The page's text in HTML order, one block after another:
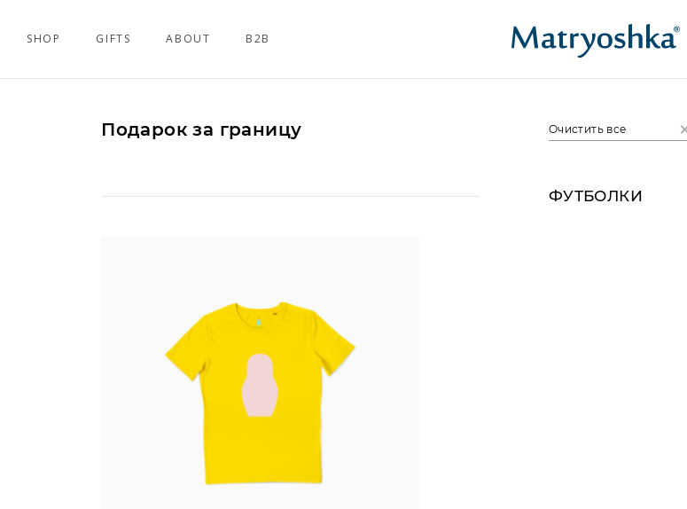
SHOP GIFTS ABOUT B2B
Подарок за границу Очистить все
ФУТБОЛКИ